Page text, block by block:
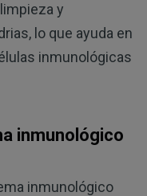
y
lo que ayuda en
inmunológicas
inmunológico
inmunológico